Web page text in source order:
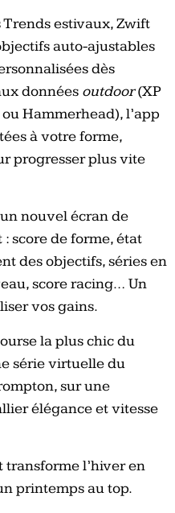
Trends estivaux, Zwift
auto-ajustables
dès
données outdoor(XP
Hammerhead), l’app
à votre forme,
progresser plus vite
nouvel écran de
score de forme, état
des objectifs, séries en
score racing… Un
vos gains.
la plus chic du
série virtuelle du
sur une
élégance et vitesse
transforme l’hiver en
printemps au top.